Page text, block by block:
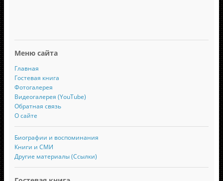
Меню сайта
Главная
Гостевая книга
Фотогалерея
Видеогалерея (YouTube)
Обратная связь
О сайте
Биографии и воспоминания
Книги и СМИ
Другие материалы (Ссылки)